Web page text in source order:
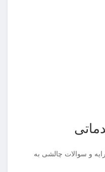
آرایه و سوالات چالشی به